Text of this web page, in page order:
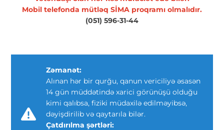
Mobil telefonda mütləq SİMA proqramı olmalıdır.
(051) 596-31-44
Zəmanət:
Alınan hər bir qurğu, qanun vericiliyə əsasən
14 gün müddətində xarici görünüşü olduğu
kimi qalıbsa, fiziki müdaxilə edilməyibsə,
dəyişdirilib və qaytarıla bilər.
Çatdırılma şərtləri: